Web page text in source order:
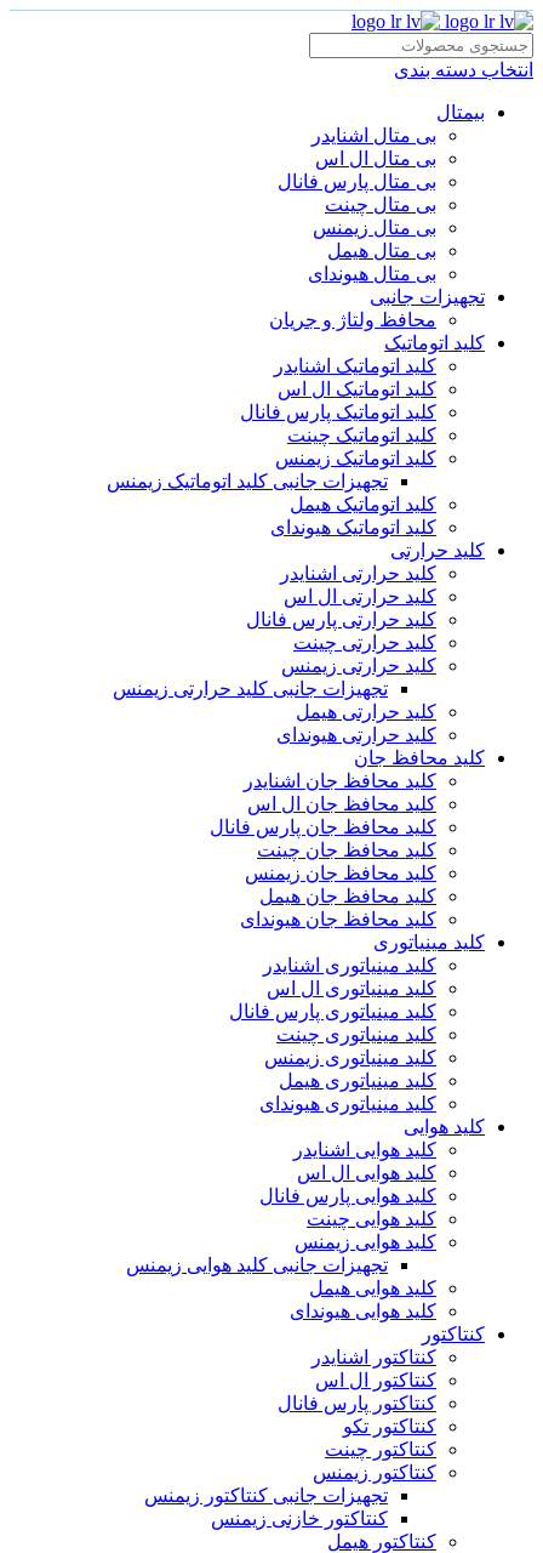
انتخاب دسته بندی
بیمتال
بی متال اشنایدر
بی متال ال اس
بی متال پارس فانال
بی متال چینت
بی متال زیمنس
بی متال هیمل
بی متال هیوندای
تجهیزات جانبی
محافظ ولتاژ و‌ جریان
کلید اتوماتیک
کلید اتوماتیک اشنایدر
کلید اتوماتیک ال اس
کلید اتوماتیک پارس فانال
کلید اتوماتیک چینت
کلید اتوماتیک زیمنس
تجهیزات جانبی کلید اتوماتیک زیمنس
کلید اتوماتیک هیمل
کلید اتوماتیک هیوندای
کلید حرارتی
کلید حرارتی اشنایدر
کلید حرارتی ال اس
کلید حرارتی پارس فانال
کلید حرارتی چینت
کلید حرارتی زیمنس
تجهیزات جانبی کلید حرارتی زیمنس
کلید حرارتی هیمل
کلید حرارتی هیوندای
کلید محافظ جان
کلید محافظ جان اشنایدر
کلید محافظ جان ال اس
کلید محافظ جان پارس فانال
کلید محافظ جان چینت
کلید محافظ جان زیمنس
کلید محافظ جان هیمل
کلید محافظ جان هیوندای
کلید مینیاتوری
کلید مینیاتوری اشنایدر
کلید مینیاتوری ال اس
کلید مینیاتوری پارس فانال
کلید مینیاتوری چینت
کلید مینیاتوری زیمنس
کلید مینیاتوری هیمل
کلید مینیاتوری هیوندای
کلید هوایی
کلید هوایی اشنایدر
کلید هوایی ال اس
کلید هوایی پارس فانال
کلید هوایی چینت
کلید هوایی زیمنس
تجهیزات جانبی کلید هوایی زیمنس
کلید هوایی هیمل
کلید هوایی هیوندای
کنتاکتور
کنتاکتور اشنایدر
کنتاکتور ال اس
کنتاکتور پارس فانال
کنتاکتور تکو
کنتاکتور چینت
کنتاکتور زیمنس
تجهیزات جانبی کنتاکتور زیمنس
کنتاکتور خازنی زیمنس
کنتاکتور هیمل